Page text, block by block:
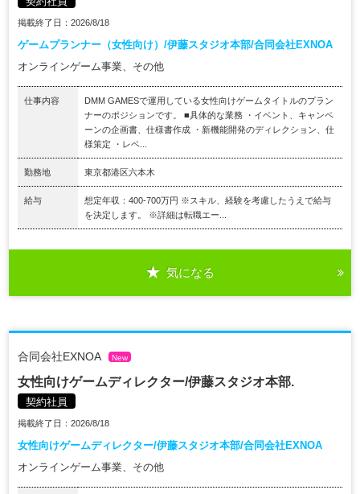
掲載終了日：2026/8/18
ゲームプランナー（女性向け）/伊藤スタジオ本部/合同会社EXNOA
オンラインゲーム事業、その他
仕事内容
DMM GAMESで運用している女性向けゲームタイトルのプラン
ナーのポジションです。 ■具体的な業務 ・イベント、キャンペ
ーンの企画書、仕様書作成 ・新機能開発のディレクション、仕
様策定 ・レベ...
勤務地 東京都港区六本木
給与
想定年収：400-700万円 ※スキル、経験を考慮したうえで給与
を決定します。 ※詳細は転職エー...
気になる
合同会社EXNOA New
女性向けゲームディレクター/伊藤スタジオ本部.
契約社員
掲載終了日：2026/8/18
女性向けゲームディレクター/伊藤スタジオ本部/合同会社EXNOA
オンラインゲーム事業、その他